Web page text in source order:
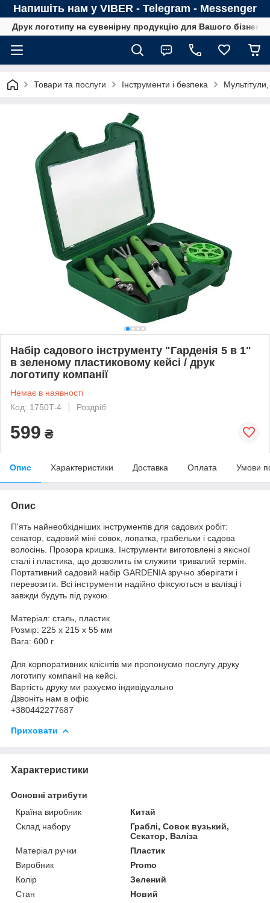
Напишіть нам у VIBER - Telegram - Messenger
Друк логотипу на сувенірну продукцію для Вашого бізнесу
Товари та послуги Інструменти і безпека
Набір садового інструменту "Гарденія 5 в 1"
в зеленому пластиковому кейсі / друк
логотипу компанії
Немає в наявності
Код: 1750T-4
Роздріб
599 ₴
Опис Характеристики Доставка Оплата Умови
Опис
П'ять найнеобхідніших інструментів для садових робіт:
секатор, садовий міні совок, лопатка, грабельки і садова
волосінь. Прозора кришка. Інструменти виготовлені з якісної
сталі і пластика, що дозволить їм служити тривалий термін.
Портативний садовий набір GARDENIA зручно зберігати і
перевозити. Всі інструменти надійно фіксуються в валізці і
завжди будуть під рукою.
Матеріал: сталь, пластик.
Розмір: 225 х 215 х 55 мм
Вага: 600 г
Для корпоративних клієнтів ми пропонуємо послугу друку
логотипу компанії на кейсі.
Вартість друку ми рахуємо індивідуально
Дзвоніть нам в офіс
+380442277687
Приховати
Характеристики
Основні атрибути
Країна виробник
Китай
Склад набору
Граблі, Совок вузький,
Секатор, Валіза
Матеріал ручки
Пластик
Виробник
Promo
Колір
Зелений
Стан
Новий